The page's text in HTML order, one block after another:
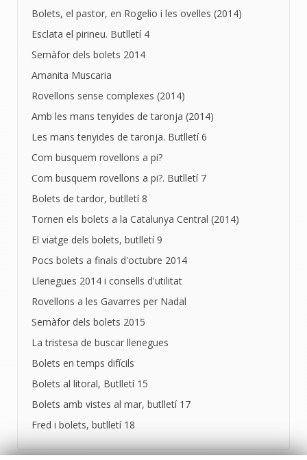
Bolets, el pastor, en Rogelio i les ovelles (2014)
Esclata el pirineu. Butlletí 4
Semàfor dels bolets 2014
Amanita Muscaria
Rovellons sense complexes (2014)
Amb les mans tenyides de taronja (2014)
Les mans tenyides de taronja. Butlletí 6
Com busquem rovellons a pi?
Com busquem rovellons a pi?. Butlletí 7
Bolets de tardor, butlletí 8
Tornen els bolets a la Catalunya Central (2014)
El viatge dels bolets, butlletí 9
Pocs bolets a finals d'octubre 2014
Llenegues 2014 i consells d'utilitat
Rovellons a les Gavarres per Nadal
Semàfor dels bolets 2015
La tristesa de buscar llenegues
Bolets en temps difícils
Bolets al litoral, Butlletí 15
Bolets amb vistes al mar, butlletí 17
Fred i bolets, butlletí 18